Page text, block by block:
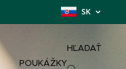
SK
POUKÁŽKY
HĽADAŤ